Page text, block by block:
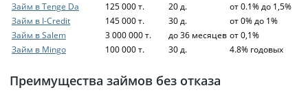
Займ в Tenge Da
125 000 т. 20 д.
от 0.1% до 1,5%
Займ в I-Credit
145 000 т. 30 д.
от 0% до 1%
Займ в Salem
3 000 000 т. до 36 месяцев от 0,1%
Займ в Mingo
100 000 т. 30 д. 4.8% годовых
Преимущества займов без отказа